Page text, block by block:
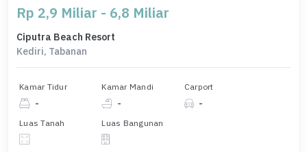
Rp 2,9 Miliar - 6,8 Miliar
Ciputra Beach Resort
Kediri, Tabanan
Kamar Tidur
-
Kamar Mandi
-
Carport
-
Luas Tanah Luas Bangunan